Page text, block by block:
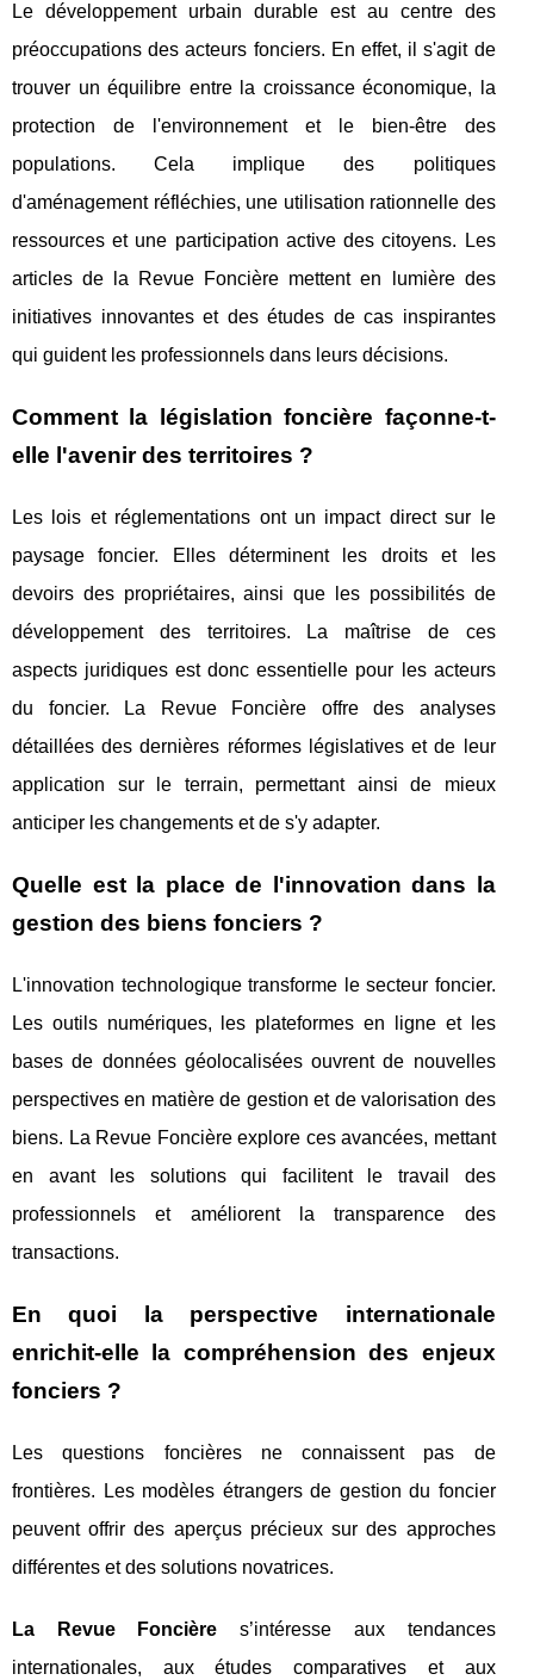
Le développement urbain durable est au centre des
préoccupations des acteurs fonciers. En effet, il s'agit de
trouver un équilibre entre la croissance économique, la
protection de l'environnement et le bien-être des
populations. Cela implique des politiques
d'aménagement réfléchies, une utilisation rationnelle des
ressources et une participation active des citoyens. Les
articles de la Revue Foncière mettent en lumière des
initiatives innovantes et des études de cas inspirantes
qui guident les professionnels dans leurs décisions.
Comment la législation foncière façonne-t-
elle l'avenir des territoires ?
Les lois et réglementations ont un impact direct sur le
paysage foncier. Elles déterminent les droits et les
devoirs des propriétaires, ainsi que les possibilités de
développement des territoires. La maîtrise de ces
aspects juridiques est donc essentielle pour les acteurs
du foncier. La Revue Foncière offre des analyses
détaillées des dernières réformes législatives et de leur
application sur le terrain, permettant ainsi de mieux
anticiper les changements et de s'y adapter.
Quelle est la place de l'innovation dans la
gestion des biens fonciers ?
L'innovation technologique transforme le secteur foncier.
Les outils numériques, les plateformes en ligne et les
bases de données géolocalisées ouvrent de nouvelles
perspectives en matière de gestion et de valorisation des
biens. La Revue Foncière explore ces avancées, mettant
en avant les solutions qui facilitent le travail des
professionnels et améliorent la transparence des
transactions.
En quoi la perspective internationale
enrichit-elle la compréhension des enjeux
fonciers ?
Les questions foncières ne connaissent pas de
frontières. Les modèles étrangers de gestion du foncier
peuvent offrir des aperçus précieux sur des approches
différentes et des solutions novatrices.
La Revue Foncière s’intéresse aux tendances
internationales, aux études comparatives et aux